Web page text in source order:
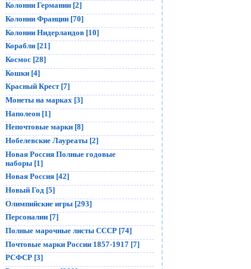
Колонии Германии [2]
Колонии Франции [70]
Колонии Нидерландов [10]
Корабли [21]
Космос [28]
Кошки [4]
Красный Крест [7]
Монеты на марках [3]
Наполеон [1]
Непочтовые марки [8]
Нобелевские Лауреаты [2]
Новая Россия Полные годовые
наборы [1]
Новая Россия [42]
Новый Год [5]
Олимпийские игры [293]
Персоналии [7]
Полные марочные листы СССР [74]
Почтовые марки России 1857-1917 [7]
РСФСР [3]